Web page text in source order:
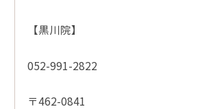
【黒川院】
052-991-2822
〒462-0841